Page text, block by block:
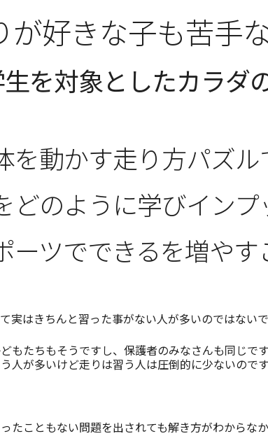
が好きな子も苦手
を対象としたカラダ
を動かす走り方パズル
どのように学びイン
ーツでできるを増や
実はきちんと習った事がない人が多いのではない
もたちもそうですし、保護者のみなさんも同じです
人が多いけど走りは習う人は圧倒的に少ないのです
たこともない問題を出されても解き方がわからな